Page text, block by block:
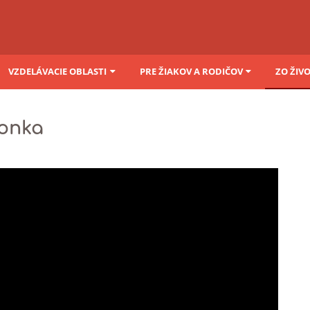
VZDELÁVACIE OBLASTI PRE ŽIAKOV A RODIČOV ZO